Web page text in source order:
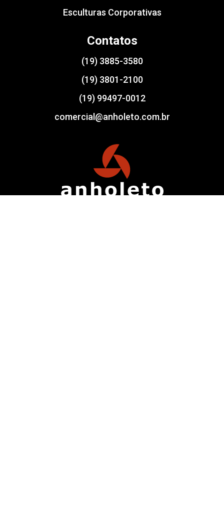
Esculturas Corporativas
Contatos
(19) 3885-3580
(19) 3801-2100
(19) 99497-0012
comercial@anholeto.com.br